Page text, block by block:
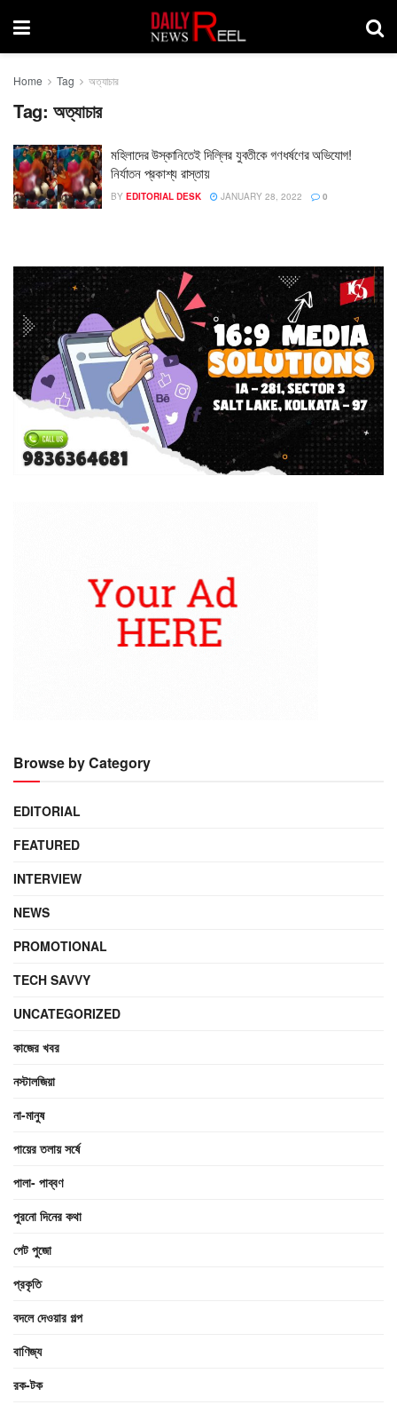
Home Tag অত্যাচার
Tag: অত্যাচার
মহিলাদের উস্কানিতেই দিল্লির যুবতীকে গণধর্ষণের অভিযোগ!
নির্যাতন প্রকাশ্য রাস্তায়
BY EDITORIAL DESK JANUARY 28, 2022 0
Browse by Category
EDITORIAL
FEATURED
INTERVIEW
NEWS
PROMOTIONAL
TECH SAVVY
UNCATEGORIZED
কাজের খবর
নস্টালজিয়া
না-মানুষ
পায়ের তলায় সর্ষে
পালা- পাব্বণ
পুরনো দিনের কথা
পেট পুজো
প্রকৃতি
বদলে দেওয়ার গল্প
বাণিজ্য
রক-টক